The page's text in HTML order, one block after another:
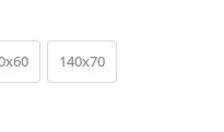
140x70